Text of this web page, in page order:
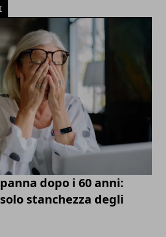
dopo i 60 anni:
stanchezza degli